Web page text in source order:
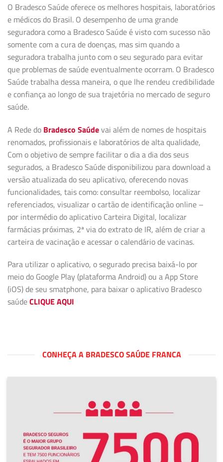
O Bradesco Saúde oferece os melhores hospitais, laboratórios
e médicos do Brasil. O desempenho de uma grande
seguradora como a Bradesco Saúde é visto com sucesso não
somente com a cura de doenças, mas sim quando a
seguradora trabalha junto com o seu segurado para evitar
que problemas de saúde eventualmente ocorram. O Bradesco
Saúde trabalha dessa maneira, o que lhe rendeu credibilidade
e confiança ao longo de sua trajetória no mercado de seguro
saúde.
A Rede do Bradesco Saúdevai além de nomes de hospitais
renomados, profissionais e laboratórios de alta qualidade,
Com o objetivo de sempre facilitar o dia a dia dos seus
segurados, a Bradesco Saúde disponibilizou para download a
versão atualizada do seu aplicativo, oferecendo novas
funcionalidades, tais como: consultar reembolso, localizar
referenciados, visualizar o cartão de identificação online –
por intermédio do aplicativo Carteira Digital, localizar
farmácias próximas, 2ª via do extrato de IR, além de criar a
carteira de vacinação e acessar o calendário de vacinas.
Para utilizar o aplicativo, o segurado precisa baixá-lo por
meio do Google Play (plataforma Android) ou a App Store
(iOS) de seu smatphone, para baixar o aplicativo Bradesco
saúdeCLIQUE AQUI
CONHEÇA A BRADESCO SAÚDE FRANCA